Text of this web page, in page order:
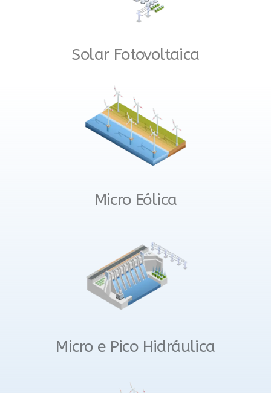
Solar Fotovoltaica
Micro Eólica
Micro e Pico Hidráulica